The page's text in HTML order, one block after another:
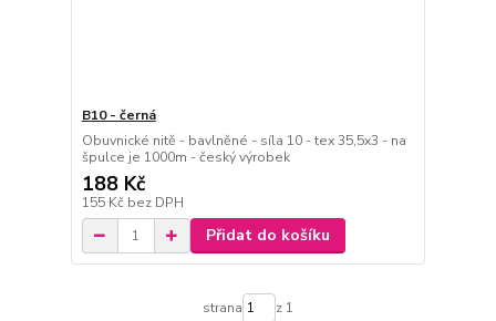
B10 - černá
Obuvnické nitě - bavlněné - síla 10 - tex 35,5x3 - na
špulce je 1000m - český výrobek
188 Kč
155 Kč bez DPH
Přidat do košíku
strana z 1